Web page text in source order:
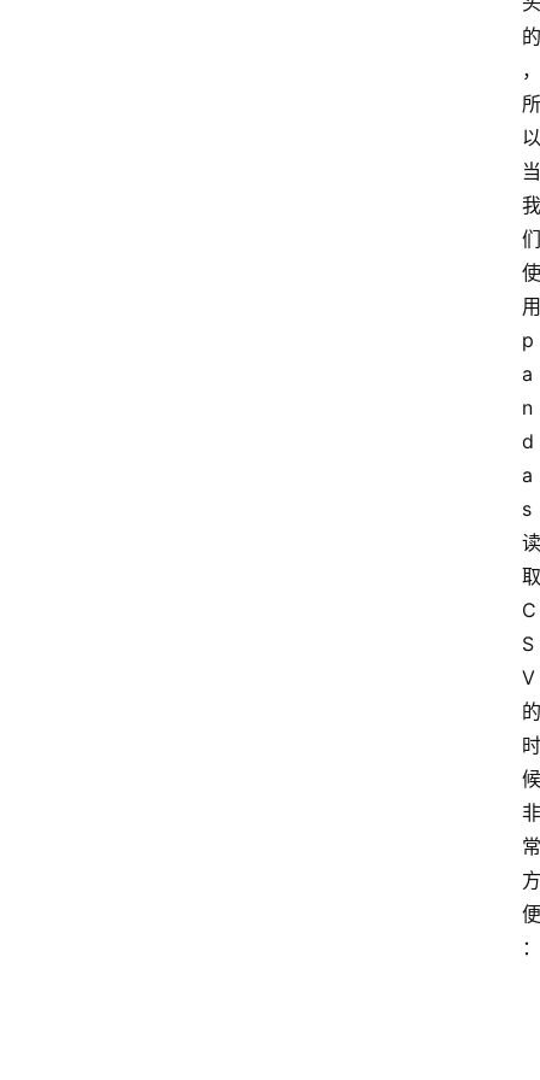
的
，
所
以
当
我
们
使
用
p
a
n
d
a
s
读
取
C
S
V
的
时
候
非
常
方
便
：